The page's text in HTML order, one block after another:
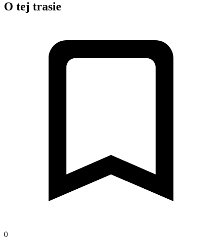
O tej trasie
0